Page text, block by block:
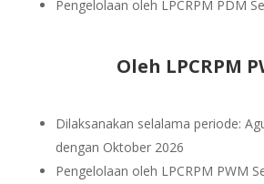
Pengelolaan oleh LPCRPM PDM
Oleh LPCRPM
Dilaksanakan selalama periode:
dengan Oktober 2026
Pengelolaan oleh LPCRPM PWM